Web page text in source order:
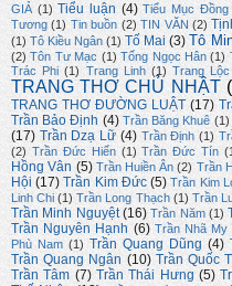
GIẢ (1) Tiểu luận (4) Tiểu Mục Đồng
Tương (1) Tin buồn (2) TIN VĂN (2)
(1) Tô Kiều Ngân (1) Tố Mai (3) Tô
(2) Tôn Tư Mạc (1) Tống Ngọc Hân (1)
Trác Phi (1) Trang Linh (1) Trang Lộc
TRANG THƠ CHỦ NHẬT
TRANG THƠ ĐƯỜNG LUẬT (17)
Trần Bảo Định (4) Trần Băng Khuê (1)
(17) Trần Dzạ Lữ (4) Trần Định (1)
(2) Trần Đức Hiển (1) Trần Đức Tín
Hồng Vân (5) Trần Huiền Ân (2) Trần
Hội (17) Trần Kim Đức (5) Trần Kim
Linh Chi (1) Trần Long Thạch (1) Trần
Trần Minh Nguyệt (16) Trần Năm (1)
Trần Nguyên Hạnh (6) Trần Nhã My
Phù Nam (1) Trần Quang Dũng (4)
Trần Quang Ngân (10) Trần Quốc
Trần Tâm (7) Trần Thái Hưng (5)